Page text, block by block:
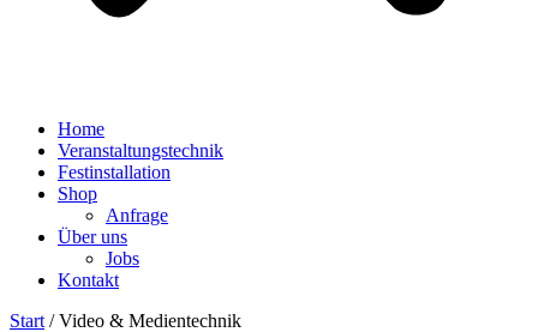
Home
Veranstaltungstechnik
Festinstallation
Shop
Anfrage
Über uns
Jobs
Kontakt
Start / Video & Medientechnik